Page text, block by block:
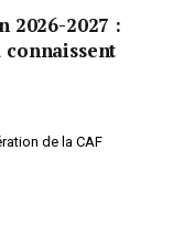
2026-2027 :
de la CAF